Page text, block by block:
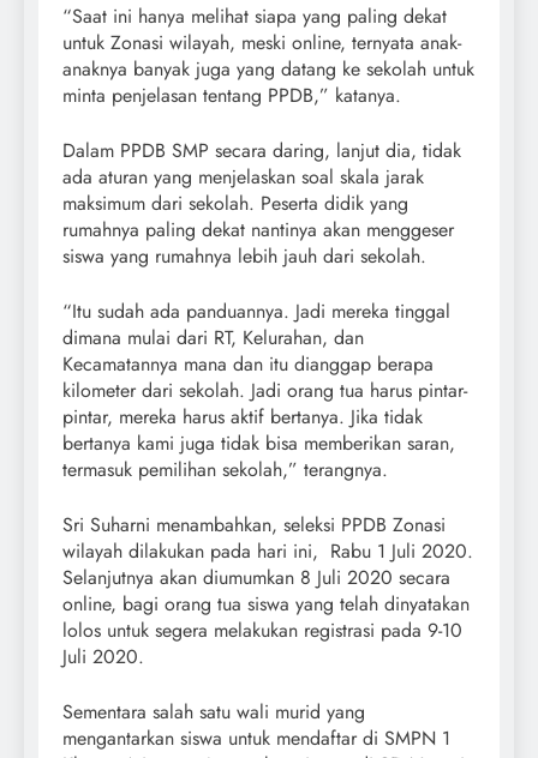
“Saat ini hanya melihat siapa yang paling dekat
untuk Zonasi wilayah, meski online, ternyata anak-
anaknya banyak juga yang datang ke sekolah untuk
minta penjelasan tentang PPDB,” katanya.
Dalam PPDB SMP secara daring, lanjut dia, tidak
ada aturan yang menjelaskan soal skala jarak
maksimum dari sekolah. Peserta didik yang
rumahnya paling dekat nantinya akan menggeser
siswa yang rumahnya lebih jauh dari sekolah.
“Itu sudah ada panduannya. Jadi mereka tinggal
dimana mulai dari RT, Kelurahan, dan
Kecamatannya mana dan itu dianggap berapa
kilometer dari sekolah. Jadi orang tua harus pintar-
pintar, mereka harus aktif bertanya. Jika tidak
bertanya kami juga tidak bisa memberikan saran,
termasuk pemilihan sekolah,” terangnya.
Sri Suharni menambahkan, seleksi PPDB Zonasi
wilayah dilakukan pada hari ini, Rabu 1 Juli 2020.
Selanjutnya akan diumumkan 8 Juli 2020 secara
online, bagi orang tua siswa yang telah dinyatakan
lolos untuk segera melakukan registrasi pada 9-10
Juli 2020.
Sementara salah satu wali murid yang
mengantarkan siswa untuk mendaftar di SMPN 1